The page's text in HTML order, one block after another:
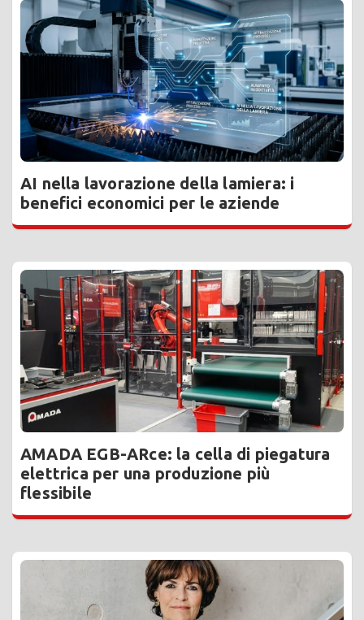
AI nella lavorazione della lamiera: i
benefici economici per le aziende
AMADA EGB-ARce: la cella di piegatura
elettrica per una produzione più
flessibile